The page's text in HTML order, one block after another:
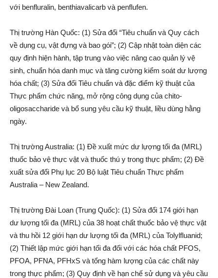
với benfluralin, benthiavalicarb và penflufen.
Thị trường Hàn Quốc: (1) Sửa đổi “Tiêu chuẩn và Quy cách
về dụng cụ, vật đựng và bao gói”; (2) Cập nhật toàn diện các
quy định hiện hành, tập trung vào việc nâng cao quản lý vệ
sinh, chuẩn hóa danh mục và tăng cường kiểm soát dư lượng
hóa chất; (3) Sửa đổi Tiêu chuẩn và đặc điểm kỹ thuật của
Thực phẩm chức năng, mở rộng công dụng của chito-
oligosaccharide và bổ sung yêu cầu kỹ thuật, liều dùng hằng
ngày.
Thị trường Australia: (1) Đề xuất mức dư lựợng tối đa (MRL)
thuốc bảo vệ thực vật và thuốc thú y trong thực phẩm; (2) Đề
xuất sửa đổi Phụ lục 20 Bộ luật Tiêu chuẩn Thực phẩm
Australia – New Zealand.
Thị trường Đài Loan (Trung Quốc): (1) Sửa đổi 174 giới hạn
dư lượng tối đa (MRL) của 38 hoạt chất thuốc bảo vệ thực vật
và thu hồi 12 giới hạn dư lượng tối đa (MRL) của Tolylfluanid;
(2) Thiết lập mức giới hạn tối đa đối với các hóa chất PFOS,
PFOA, PFNA, PFHxS và tổng hàm lượng của các chất này
trong thực phẩm; (3) Quy định về hạn chế sử dụng và yêu cầu